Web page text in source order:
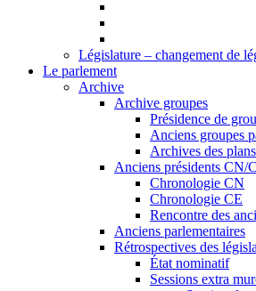
Législature – changement de
Le parlement
Archive
Archive groupes
Présidence de
Anciens groupes
Archives des
Anciens présidents CN/
Chronologie CN
Chronologie CE
Rencontre des
Anciens parlementaires
Rétrospectives des
État nominatif
Sessions extra